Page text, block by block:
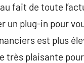
fait de toute
un plug-in pour
est plus
très plaisante